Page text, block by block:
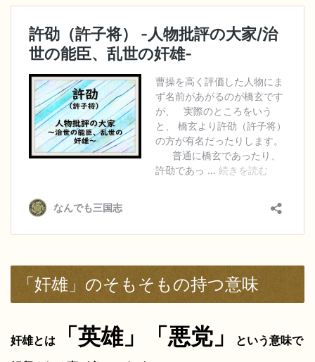
「奸雄」のそもそもの持つ意味
奸雄とは 「英雄」「悪党」 という意味で